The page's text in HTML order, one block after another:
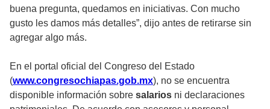
buena pregunta, quedamos en iniciativas. Con mucho
gusto les damos más detalles”, dijo antes de retirarse sin
agregar algo más.
En el portal oficial del Congreso del Estado
(www.congresochiapas.gob.mx), no se encuentra
disponible información sobre salarios ni declaraciones